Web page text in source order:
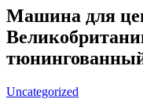
Машина для
Uncategorized